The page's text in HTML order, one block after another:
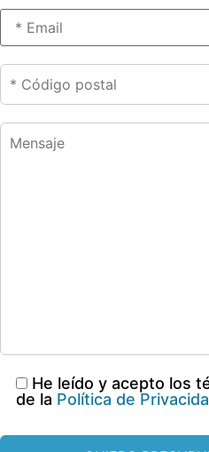
He leído y acepto los
de la Política de